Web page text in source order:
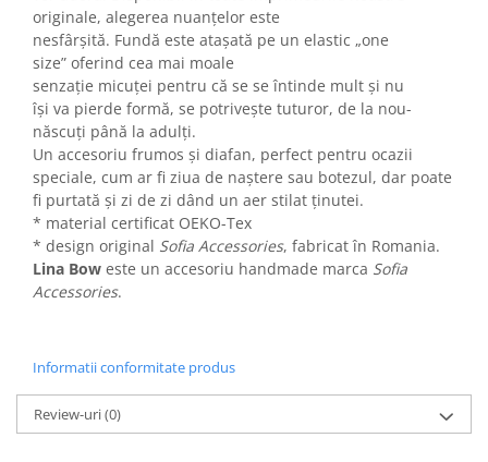
originale, alegerea nuanțelor este
nesfârșită. Fundă este atașată pe un elastic „one
size” oferind cea mai moale
senzație micuței pentru că se se întinde mult și nu
își va pierde formă, se potrivește tuturor, de la nou-
născuți până la adulți.
Un accesoriu frumos și diafan, perfect pentru ocazii
speciale, cum ar fi ziua de naștere sau botezul, dar poate
fi purtată și zi de zi dând un aer stilat ținutei.
* material certificat OEKO-Tex
* design original Sofia Accessories, fabricat în Romania.
Lina Bow este un accesoriu handmade marca Sofia
Accessories.
Informatii conformitate produs
Review-uri(0)